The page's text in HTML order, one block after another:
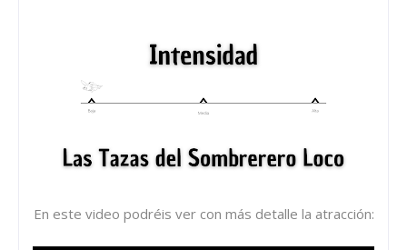
En este video podréis ver con más detalle la atracción: